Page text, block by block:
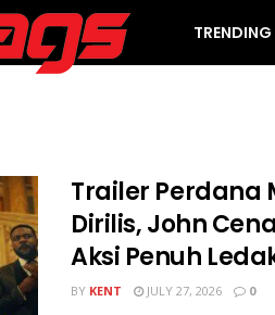
TRENDING
Trailer Perdana
Dirilis, John
Aksi Penuh
BY KENT JULY 27, 2026 0